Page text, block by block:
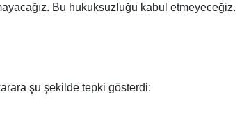
Bu hukuksuzluğu kabul etmeyeceğiz.
şu şekilde tepki gösterdi: